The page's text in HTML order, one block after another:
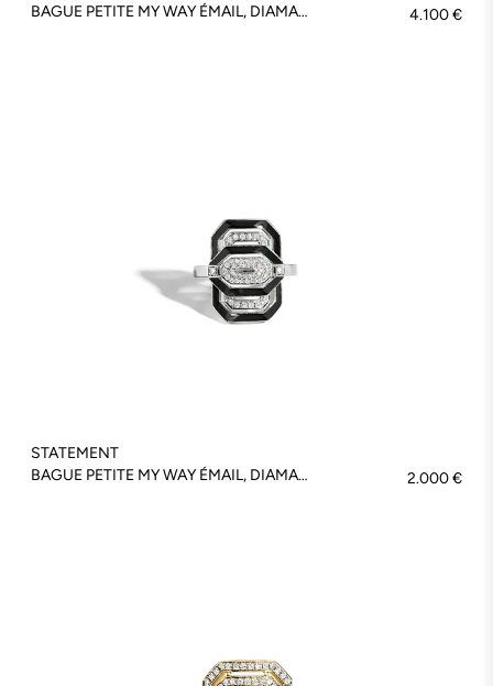
BAGUE PETITE MY WAY ÉMAIL, DIAMANTS & OR ROSE - FSJ421
4.100 €
STATEMENT
BAGUE PETITE MY WAY ÉMAIL, DIAMANTS & ARGENT - FSJ401
2.000 €